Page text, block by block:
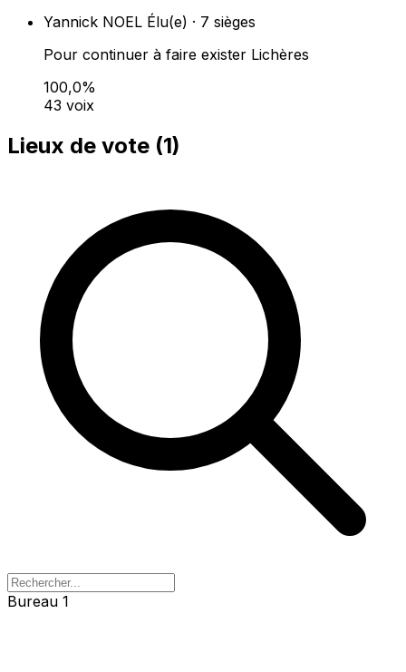
Yannick NOEL Élu(e) · 7 sièges
Pour continuer à faire exister Lichères
100,0%
43 voix
Lieux de vote (1)
Bureau 1